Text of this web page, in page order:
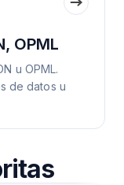
OPML
u OPML.
de datos u